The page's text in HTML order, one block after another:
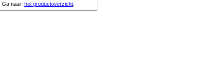
Ga naar: het productoverzicht